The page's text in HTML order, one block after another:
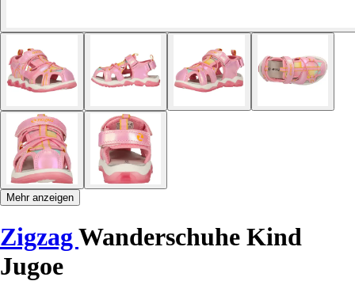
Mehr anzeigen
Zigzag Wanderschuhe Kind
Jugoe